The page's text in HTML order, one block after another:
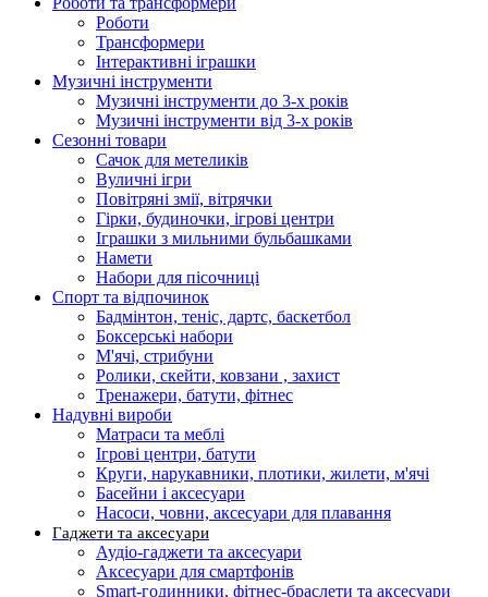
Роботи
Трансформери
Інтерактивні іграшки
Музичні інструменти
Музичні інструменти до 3-х років
Музичні інструменти від 3-х років
Сезонні товари
Сачок для метеликів
Вуличні ігри
Повітряні змії, вітрячки
Гірки, будиночки, ігрові центри
Іграшки з мильними бульбашками
Намети
Набори для пісочниці
Спорт та відпочинок
Бадмінтон, теніс, дартс, баскетбол
Боксерські набори
М'ячі, стрибуни
Ролики, скейти, ковзани , захист
Тренажери, батути, фітнес
Надувні вироби
Матраси та меблі
Ігрові центри, батути
Круги, нарукавники, плотики, жилети, м'ячі
Басейни і аксесуари
Насоси, човни, аксесуари для плавання
Гаджети та аксесуари
Аудіо-гаджети та аксесуари
Аксесуари для смартфонів
Smart-годинники, фітнес-браслети та аксесуари